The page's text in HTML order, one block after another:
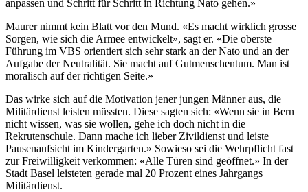
anpassen und Schritt für Schritt in Richtung Nato gehen.»
Maurer nimmt kein Blatt vor den Mund. «Es macht wirklich grosse
Sorgen, wie sich die Armee entwickelt», sagt er. «Die oberste
Führung im VBS orientiert sich sehr stark an der Nato und an der
Aufgabe der Neutralität. Sie macht auf Gutmenschentum. Man ist
moralisch auf der richtigen Seite.»
Das wirke sich auf die Motivation jener jungen Männer aus, die
Militärdienst leisten müssten. Diese sagten sich: «Wenn sie in Bern
nicht wissen, was sie wollen, gehe ich doch nicht in die
Rekrutenschule. Dann mache ich lieber Zivildienst und leiste
Pausenaufsicht im Kindergarten.» Sowieso sei die Wehrpflicht fast
zur Freiwilligkeit verkommen: «Alle Türen sind geöffnet.» In der
Stadt Basel leisteten gerade mal 20 Prozent eines Jahrgangs
Militärdienst.